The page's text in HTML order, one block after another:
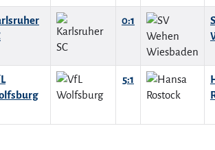
0:1
5:1